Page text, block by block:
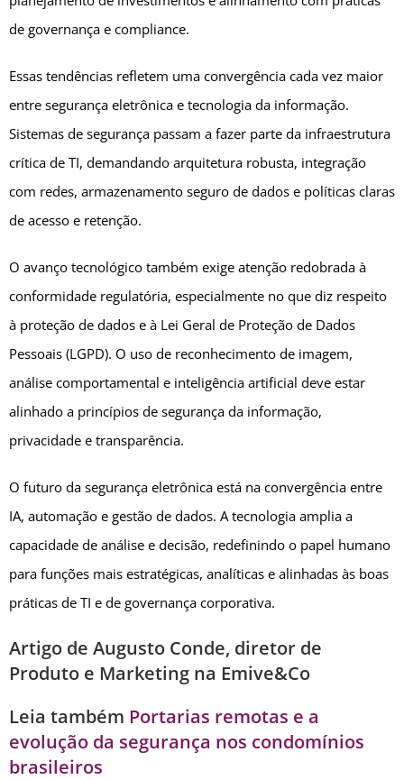
de governança e compliance.
Essas tendências refletem uma convergência cada vez maior
entre segurança eletrônica e tecnologia da informação.
Sistemas de segurança passam a fazer parte da infraestrutura
crítica de TI, demandando arquitetura robusta, integração
com redes, armazenamento seguro de dados e políticas claras
de acesso e retenção.
O avanço tecnológico também exige atenção redobrada à
conformidade regulatória, especialmente no que diz respeito
à proteção de dados e à Lei Geral de Proteção de Dados
Pessoais (LGPD). O uso de reconhecimento de imagem,
análise comportamental e inteligência artificial deve estar
alinhado a princípios de segurança da informação,
privacidade e transparência.
O futuro da segurança eletrônica está na convergência entre
IA, automação e gestão de dados. A tecnologia amplia a
capacidade de análise e decisão, redefinindo o papel humano
para funções mais estratégicas, analíticas e alinhadas às boas
práticas de TI e de governança corporativa.
Artigo de Augusto Conde, diretor de
Produto e Marketing na Emive&Co
Leia também Portarias remotas e a
evolução da segurança nos condomínios
brasileiros